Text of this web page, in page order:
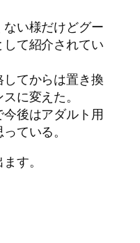
い様だけどグー
て紹介されてい
てからは置き換
に変えた。
後はアダルト用
ている。
す。